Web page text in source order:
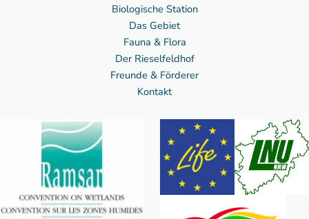
Biologische Station
Das Gebiet
Fauna & Flora
Der Rieselfeldhof
Freunde & Förderer
Kontakt